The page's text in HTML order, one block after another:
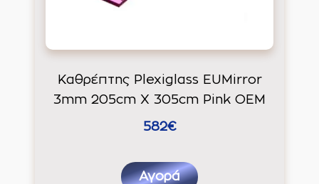
Καθρέπτης Plexiglass EUMirror
3mm 205cm X 305cm Pink ΟΕΜ
582€
Αγορά